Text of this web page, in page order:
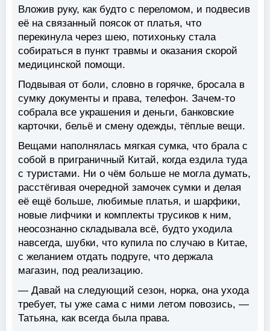
Вложив руку, как будто с переломом, и подвесив
её на связанный поясок от платья, что
перекинула через шею, потихоньку стала
собираться в пункт травмы и оказания скорой
медицинской помощи.
Подвывая от боли, словно в горячке, бросала в
сумку документы и права, телефон. Зачем-то
собрала все украшения и деньги, банковские
карточки, бельё и смену одежды, тёплые вещи.
Вещами наполнялась мягкая сумка, что брала с
собой в приграничный Китай, когда ездила туда
с туристами. Ни о чём больше не могла думать,
расстёгивая очередной замочек сумки и делая
её ещё больше, любимые платья, и шарфики,
новые лифчики и комплекты трусиков к ним,
неосознанно складывала всё, будто уходила
навсегда, шубки, что купила по случаю в Китае,
с желанием отдать подруге, что держала
магазин, под реализацию.
— Давай на следующий сезон, норка, она ухода
требует, ты уже сама с ними летом повозись, —
Татьяна, как всегда была права.